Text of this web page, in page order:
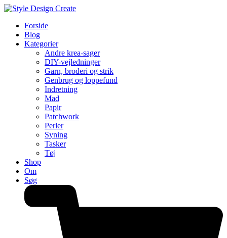
Forside
Blog
Kategorier
Andre krea-sager
DIY-vejledninger
Garn, broderi og strik
Genbrug og loppefund
Indretning
Mad
Papir
Patchwork
Perler
Syning
Tasker
Tøj
Shop
Om
Søg